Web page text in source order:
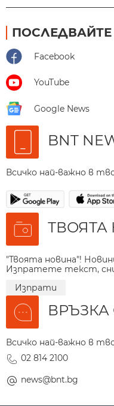
ПОСЛЕДВАЙТЕ
Facebook
YouTube
Google News
BNT
Всичко най-важно в
"Твоята новина"!
Изпратете текст,
Изпрати
ВРЪЗКА
Всичко най-важно в
02 814 2100
news@bnt.bg